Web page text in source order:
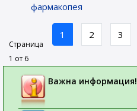
фармакопея
Страница
1 от 6
1 2 3
Важна информация!